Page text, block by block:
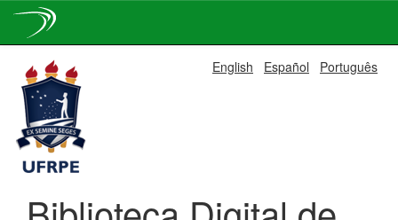
navigation
English Español Português